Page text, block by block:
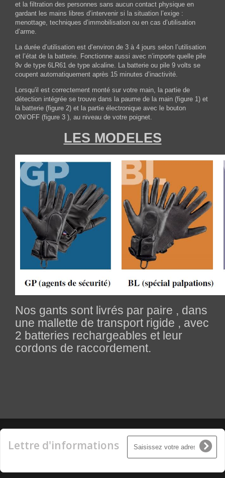
et la filtration des personnes sans aucun contact physique en
gardant les mains libres d’intervenir si la situation l’exige :
menottage, techniques d’immobilisation ou en cas d’utilisation
d’arme.
La durée d’utilisation est d’environ de 3 à 4 jours selon l’utilisation
et l’état de la batterie. Fonctionne aussi avec n’importe quelle pile
9v de type 6LR61 de type alcaline. La batterie ou pile 9 volts se
coupent automatiquement après 15 minutes d’inactivité.
Lorsqu'il est correctement monté sur votre main, la partie de
détection intégrée se trouve dans la paume de la main (figure 1) et
la batterie (figure 2) et la partie électronique avec le bouton
ON/OFF (figure 3 ), au niveau de votre poignet.
LES MODELES
Nos gants sont livrés par paire , dans
une mallette de transport rigide , avec
2 batteries rechargeables et leur
cordons de raccordement.
Lettre d'informations